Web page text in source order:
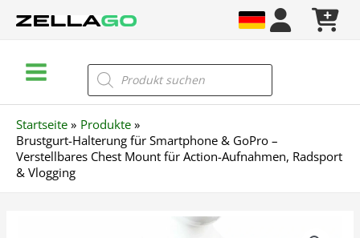
Inhalt
Menu
Products
search
Startseite
Produkte
Brustgurt-Halterung für Smartphone & GoPro –
Verstellbares Chest Mount für Action-Aufnahmen, Radsport
& Vlogging